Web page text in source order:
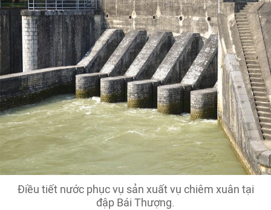
Điều tiết nước phục vụ sản xuất vụ chiêm xuân tại
đập Bái Thượng.